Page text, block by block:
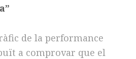
de la performance
a comprovar que el